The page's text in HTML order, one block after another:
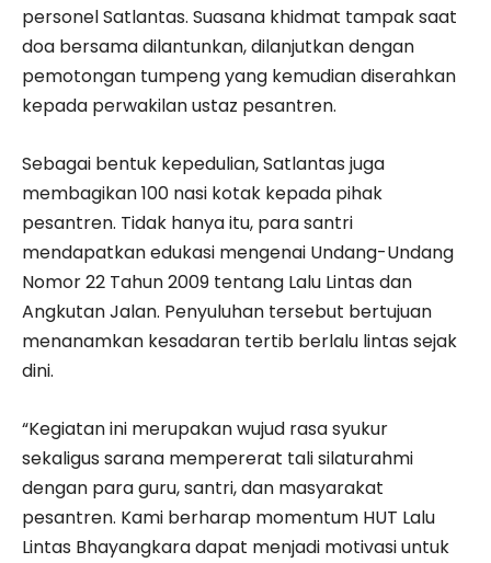
personel Satlantas. Suasana khidmat tampak saat
doa bersama dilantunkan, dilanjutkan dengan
pemotongan tumpeng yang kemudian diserahkan
kepada perwakilan ustaz pesantren.
Sebagai bentuk kepedulian, Satlantas juga
membagikan 100 nasi kotak kepada pihak
pesantren. Tidak hanya itu, para santri
mendapatkan edukasi mengenai Undang-Undang
Nomor 22 Tahun 2009 tentang Lalu Lintas dan
Angkutan Jalan. Penyuluhan tersebut bertujuan
menanamkan kesadaran tertib berlalu lintas sejak
dini.
“Kegiatan ini merupakan wujud rasa syukur
sekaligus sarana mempererat tali silaturahmi
dengan para guru, santri, dan masyarakat
pesantren. Kami berharap momentum HUT Lalu
Lintas Bhayangkara dapat menjadi motivasi untuk